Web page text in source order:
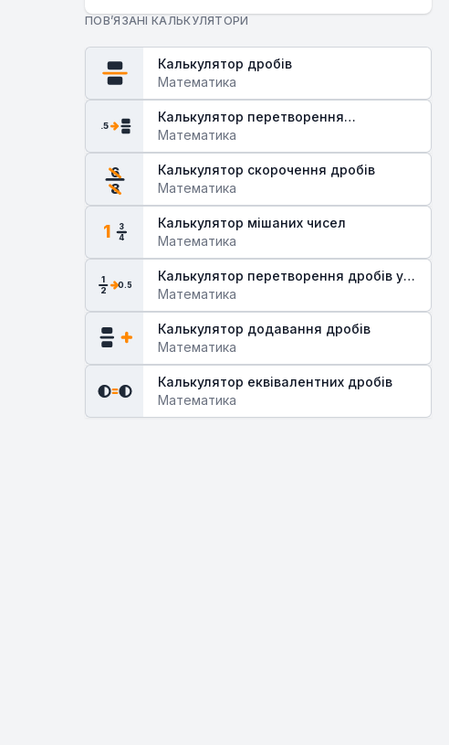
ПОВ’ЯЗАНІ КАЛЬКУЛЯТОРИ
Калькулятор дробів
Математика
.5
Калькулятор перетворення
десяткових дробів у звичайні
Математика
6
8
Калькулятор скорочення дробів
Математика
1
3
4
Калькулятор мішаних чисел
Математика
1
2 0.5
Калькулятор перетворення дробів у
десяткові
Математика
Калькулятор додавання дробів
Математика
Калькулятор еквівалентних дробів
Математика